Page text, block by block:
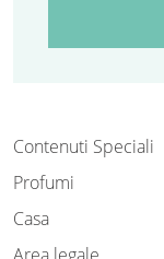
Contenuti Speciali
Profumi
Casa